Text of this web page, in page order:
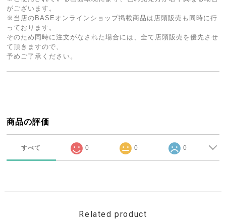
がございます。
※当店のBASEオンラインショップ掲載商品は店頭販売も同時に行
っております。
そのため同時に注文がなされた場合には、全て店頭販売を優先させ
て頂きますので、
予めご了承ください。
商品の評価
すべて 0 0 0
Related product